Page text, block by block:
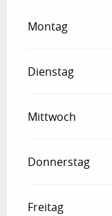
Montag
Dienstag
Mittwoch
Donnerstag
Freitag